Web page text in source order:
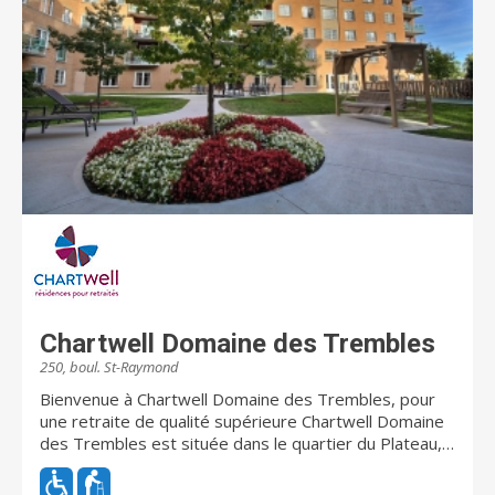
Chartwell Domaine des Trembles
250, boul. St-Raymond
Bienvenue à Chartwell Domaine des Trembles, pour
une retraite de qualité supérieure Chartwell Domaine
des Trembles est située dans le quartier du Plateau, à
Gatineau, dans le secteur de Hull. Donnant accès au
parc de la Gatineau et à de nombreux commerces,